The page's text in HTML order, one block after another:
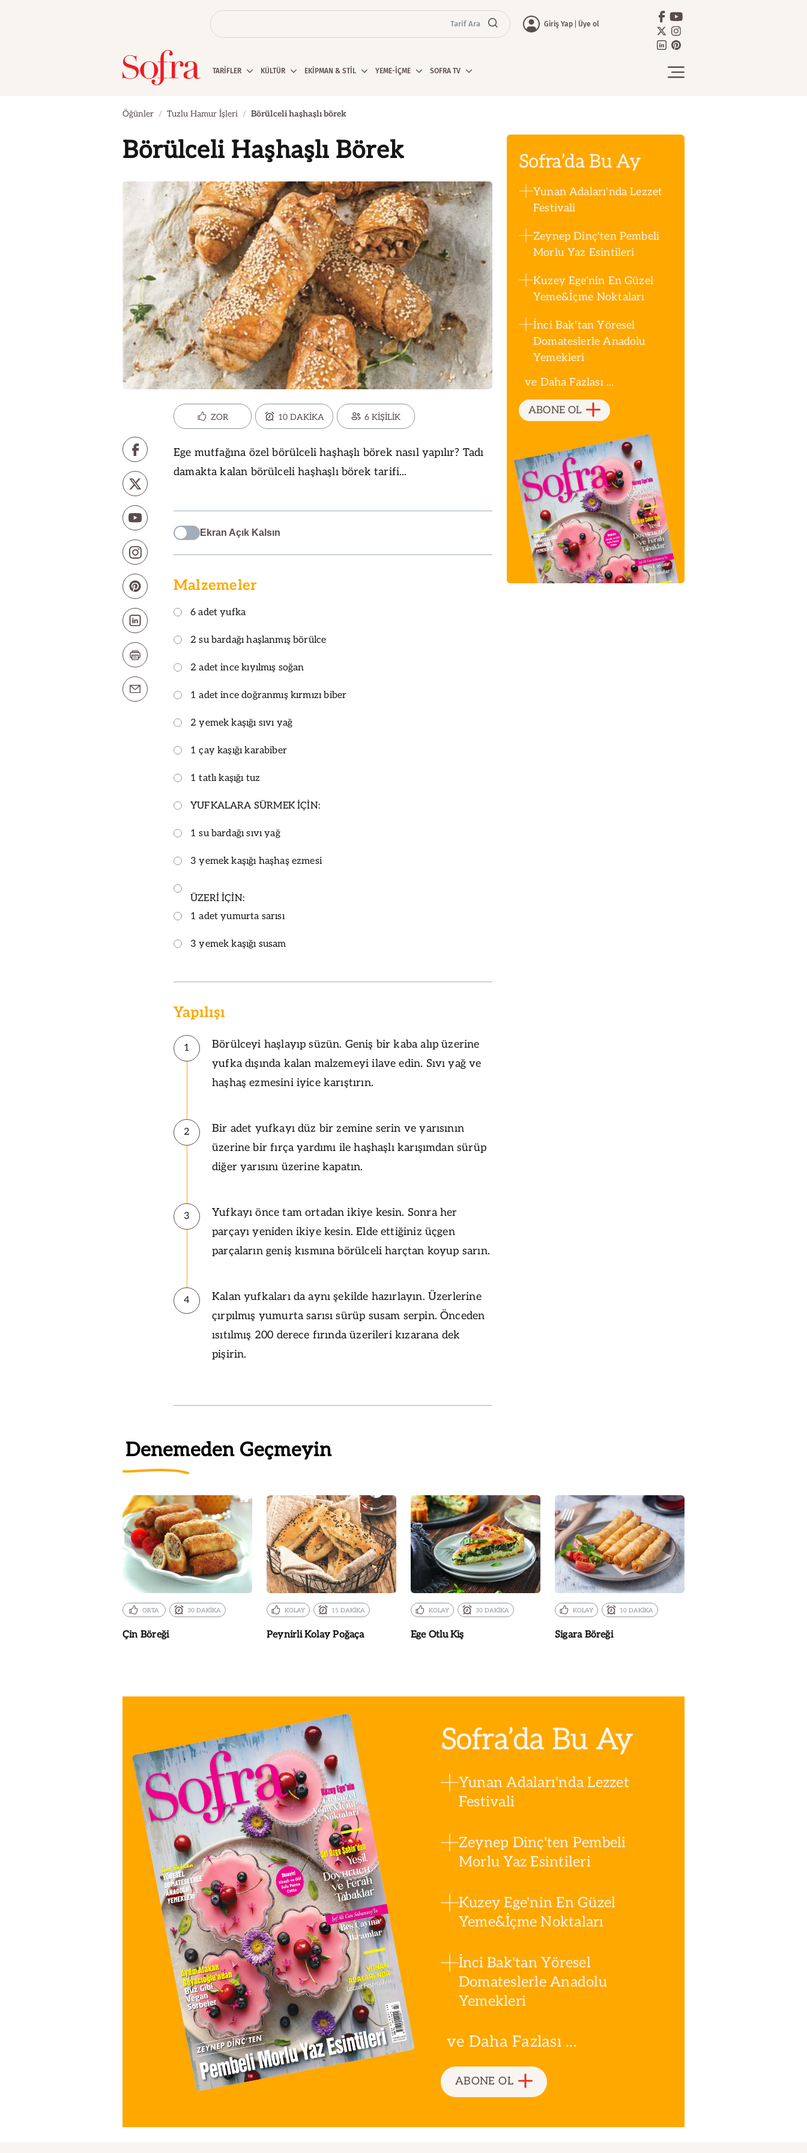
Tarif Ara Giriş Yap Üye ol
TARİFLER KÜLTÜR EKİPMAN & STİL YEME-İÇME SOFRA TV
Öğünler Tuzlu Hamur İşleri Börülceli haşhaşlı börek
Börülceli Haşhaşlı Börek
ZOR 10 DAKİKA 6 KİŞİLİK
Ege mutfağına özel börülceli haşhaşlı börek nasıl yapılır? Tadı
damakta kalan börülceli haşhaşlı börek tarifi...
Ekran Açık Kalsın
Malzemeler
6 adet yufka
2 su bardağı haşlanmış börülce
2 adet ince kıyılmış soğan
1 adet ince doğranmış kırmızı biber
2 yemek kaşığı sıvı yağ
1 çay kaşığı karabiber
1 tatlı kaşığı tuz
YUFKALARA SÜRMEK İÇİN:
1 su bardağı sıvı yağ
3 yemek kaşığı haşhaş ezmesi
ÜZERİ İÇİN:
1 adet yumurta sarısı
3 yemek kaşığı susam
Yapılışı
1
Börülceyi haşlayıp süzün. Geniş bir kaba alıp üzerine
yufka dışında kalan malzemeyi ilave edin. Sıvı yağ ve
haşhaş ezmesini iyice karıştırın.
2
Bir adet yufkayı düz bir zemine serin ve yarısının
üzerine bir fırça yardımı ile haşhaşlı karışımdan sürüp
diğer yarısını üzerine kapatın.
3
Yufkayı önce tam ortadan ikiye kesin. Sonra her
parçayı yeniden ikiye kesin. Elde ettiğiniz üçgen
parçaların geniş kısmına börülceli harçtan koyup sarın.
4
Kalan yufkaları da aynı şekilde hazırlayın. Üzerlerine
çırpılmış yumurta sarısı sürüp susam serpin. Önceden
ısıtılmış 200 derece fırında üzerileri kızarana dek
pişirin.
Sofra’da Bu Ay
Yunan Adaları'nda Lezzet
Festivali
Zeynep Dinç'ten Pembeli
Morlu Yaz Esintileri
Kuzey Ege'nin En Güzel
Yeme&İçme Noktaları
İnci Bak'tan Yöresel
Domateslerle Anadolu
Yemekleri
ve Daha Fazlası ...
ABONE OL
Denemeden Geçmeyin
ORTA 30 DAKİKA
Çin Böreği
KOLAY 15 DAKİKA
Peynirli Kolay Poğaça
KOLAY 30 DAKİKA
Ege Otlu Kiş
KOLAY 10 DAKİKA
Sigara Böreği
Sofra’da Bu Ay
Yunan Adaları'nda Lezzet
Festivali
Zeynep Dinç'ten Pembeli
Morlu Yaz Esintileri
Kuzey Ege'nin En Güzel
Yeme&İçme Noktaları
İnci Bak'tan Yöresel
Domateslerle Anadolu
Yemekleri
ve Daha Fazlası ...
ABONE OL